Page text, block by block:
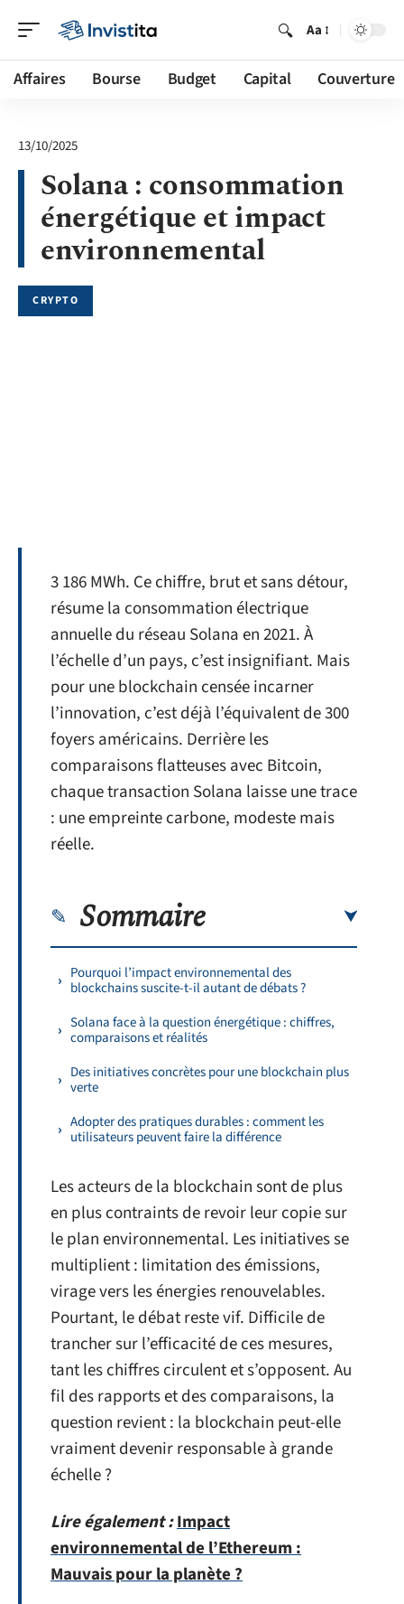
Aa
Affaires Bourse Budget Capital Couverture
13/10/2025
Solana : consommation
énergétique et impact
environnemental
CRYPTO
3 186 MWh. Ce chiffre, brut et sans détour,
résume la consommation électrique
annuelle du réseau Solana en 2021. À
l’échelle d’un pays, c’est insignifiant. Mais
pour une blockchain censée incarner
l’innovation, c’est déjà l’équivalent de 300
foyers américains. Derrière les
comparaisons flatteuses avec Bitcoin,
chaque transaction Solana laisse une trace
: une empreinte carbone, modeste mais
réelle.
Sommaire
Pourquoi l’impact environnemental des
blockchains suscite-t-il autant de débats ?
Solana face à la question énergétique : chiffres,
comparaisons et réalités
Des initiatives concrètes pour une blockchain plus
verte
Adopter des pratiques durables : comment les
utilisateurs peuvent faire la différence
Les acteurs de la blockchain sont de plus
en plus contraints de revoir leur copie sur
le plan environnemental. Les initiatives se
multiplient : limitation des émissions,
virage vers les énergies renouvelables.
Pourtant, le débat reste vif. Difficile de
trancher sur l’efficacité de ces mesures,
tant les chiffres circulent et s’opposent. Au
fil des rapports et des comparaisons, la
question revient : la blockchain peut-elle
vraiment devenir responsable à grande
échelle ?
Lire également :Impact
environnemental de l’Ethereum :
Mauvais pour la planète ?